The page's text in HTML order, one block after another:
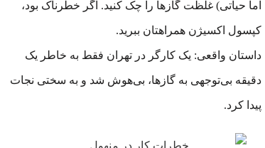
اما حیاتی) غلظت گازها را چک کنید. اگر خطرناک بود،
کپسول اکسیژن همراهتان ببرید.
داستان واقعی: یک کارگر در تهران فقط به خاطر یک
دقیقه بی‌توجهی به گازها، بی‌هوش شد و به سختی نجات
پیدا کرد.